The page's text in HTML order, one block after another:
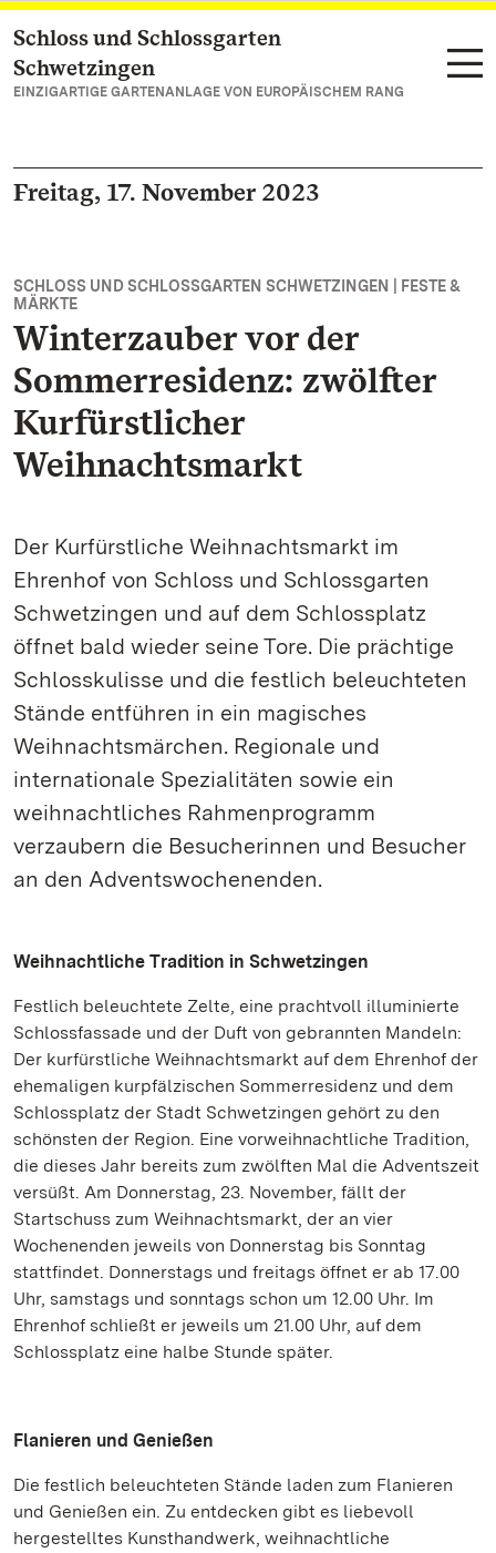
Zum Hauptinhalt springen
Schloss und Schlossgarten
Schwetzingen
EINZIGARTIGE GARTENANLAGE VON EUROPÄISCHEM RANG
Freitag, 17. November 2023
SCHLOSS UND SCHLOSSGARTEN SCHWETZINGEN | FESTE &
MÄRKTE
Winterzauber vor der
Sommerresidenz: zwölfter
Kurfürstlicher
Weihnachtsmarkt
Der Kurfürstliche Weihnachtsmarkt im
Ehrenhof von Schloss und Schlossgarten
Schwetzingen und auf dem Schlossplatz
öffnet bald wieder seine Tore. Die prächtige
Schlosskulisse und die festlich beleuchteten
Stände entführen in ein magisches
Weihnachtsmärchen. Regionale und
internationale Spezialitäten sowie ein
weihnachtliches Rahmenprogramm
verzaubern die Besucherinnen und Besucher
an den Adventswochenenden.
Weihnachtliche Tradition in Schwetzingen
Festlich beleuchtete Zelte, eine prachtvoll illuminierte
Schlossfassade und der Duft von gebrannten Mandeln:
Der kurfürstliche Weihnachtsmarkt auf dem Ehrenhof der
ehemaligen kurpfälzischen Sommerresidenz und dem
Schlossplatz der Stadt Schwetzingen gehört zu den
schönsten der Region. Eine vorweihnachtliche Tradition,
die dieses Jahr bereits zum zwölften Mal die Adventszeit
versüßt. Am Donnerstag, 23. November, fällt der
Startschuss zum Weihnachtsmarkt, der an vier
Wochenenden jeweils von Donnerstag bis Sonntag
stattfindet. Donnerstags und freitags öffnet er ab 17.00
Uhr, samstags und sonntags schon um 12.00 Uhr. Im
Ehrenhof schließt er jeweils um 21.00 Uhr, auf dem
Schlossplatz eine halbe Stunde später.
Flanieren und Genießen
Die festlich beleuchteten Stände laden zum Flanieren
und Genießen ein. Zu entdecken gibt es liebevoll
hergestelltes Kunsthandwerk, weihnachtliche